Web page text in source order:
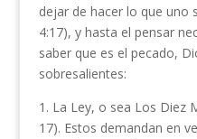
dejar de hacer lo que uno
4:17), y hasta el pensar
saber que es el pecado,
sobresalientes:
1. La Ley, o sea Los Diez
17). Estos demandan en